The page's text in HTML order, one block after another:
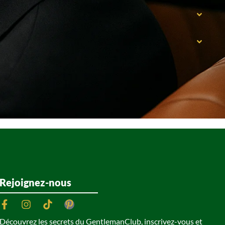
Rejoignez-nous
Découvrez les secrets du GentlemanClub, inscrivez-vous et